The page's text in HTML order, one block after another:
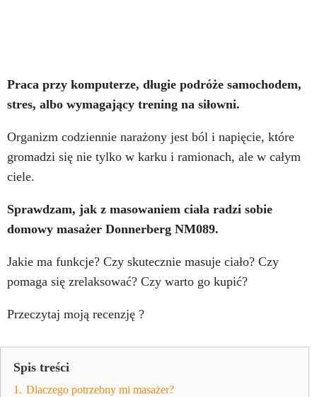
Praca przy komputerze, długie podróże samochodem,
stres, albo wymagający trening na siłowni.
Organizm codziennie narażony jest ból i napięcie, które
gromadzi się nie tylko w karku i ramionach, ale w całym
ciele.
Sprawdzam, jak z masowaniem ciała radzi sobie
domowy masażer Donnerberg NM089.
Jakie ma funkcje? Czy skutecznie masuje ciało? Czy
pomaga się zrelaksować? Czy warto go kupić?
Przeczytaj moją recenzję ?
Spis treści
1. Dlaczego potrzebny mi masażer?